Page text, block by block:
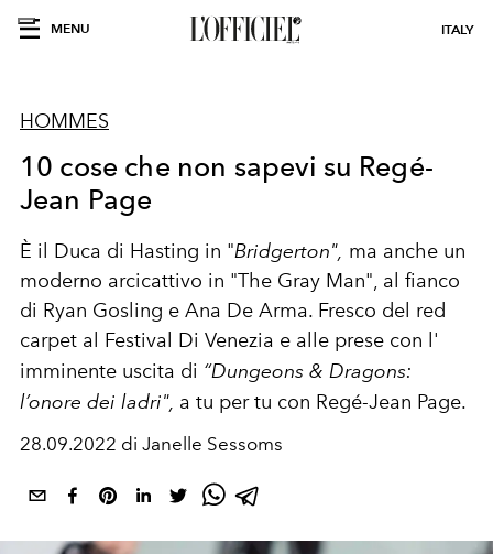
MENU ITALY
HOMMES
10 cose che non sapevi su Regé-
Jean Page
È il Duca di Hasting in "Bridgerton", ma anche un
moderno arcicattivo in "The Gray Man", al fianco
di Ryan Gosling e Ana De Arma. Fresco del red
carpet al Festival Di Venezia e alle prese con l'
imminente uscita di “Dungeons & Dragons:
l’onore dei ladri", a tu per tu con Regé-Jean Page.
28.09.2022 di Janelle Sessoms